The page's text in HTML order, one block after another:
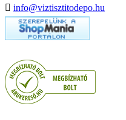
 info@viztisztitodepo.hu